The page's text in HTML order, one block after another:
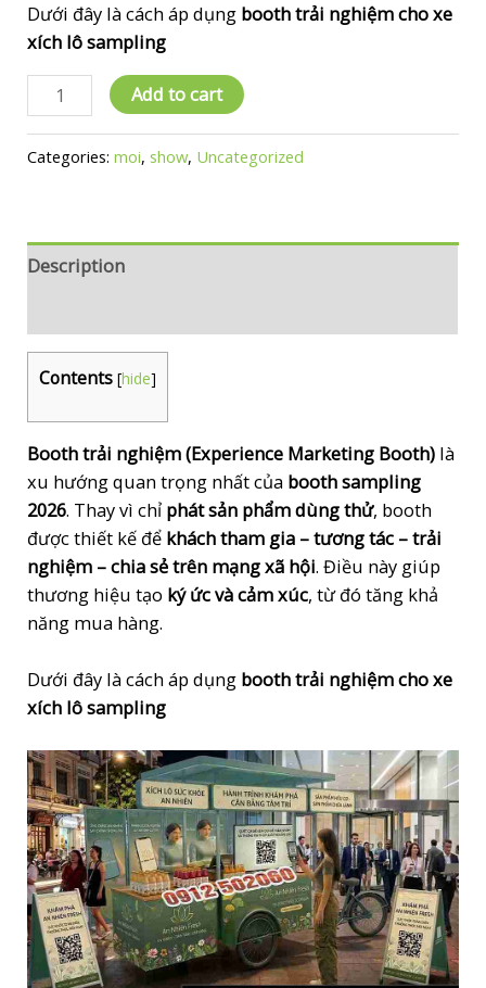
Dưới đây là cách áp dụng booth trải nghiệm cho xe
xích lô sampling
marketing)
quantity
Add to cart
Categories:moi, show, Uncategorized
Description
Contents [hide]
Booth trải nghiệm (Experience Marketing Booth) là
xu hướng quan trọng nhất của booth sampling
2026. Thay vì chỉ phát sản phẩm dùng thử, booth
được thiết kế để khách tham gia – tương tác – trải
nghiệm – chia sẻ trên mạng xã hội. Điều này giúp
thương hiệu tạo ký ức và cảm xúc, từ đó tăng khả
năng mua hàng.
Dưới đây là cách áp dụng booth trải nghiệm cho xe
xích lô sampling